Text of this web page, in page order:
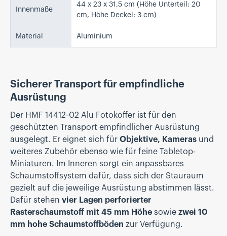
Innenmaße
44 x 23 x 31,5 cm (Höhe Unterteil: 20
cm, Höhe Deckel: 3 cm)
Material Aluminium
Sicherer Transport für empfindliche
Ausrüstung
Der HMF 14412-02 Alu Fotokoffer ist für den
geschützten Transport empfindlicher Ausrüstung
ausgelegt. Er eignet sich für Objektive, Kameras und
weiteres Zubehör ebenso wie für feine Tabletop-
Miniaturen. Im Inneren sorgt ein anpassbares
Schaumstoffsystem dafür, dass sich der Stauraum
gezielt auf die jeweilige Ausrüstung abstimmen lässt.
Dafür stehen vier Lagen perforierter
Rasterschaumstoff mit 45 mm Höhe sowie zwei 10
mm hohe Schaumstoffböden zur Verfügung.